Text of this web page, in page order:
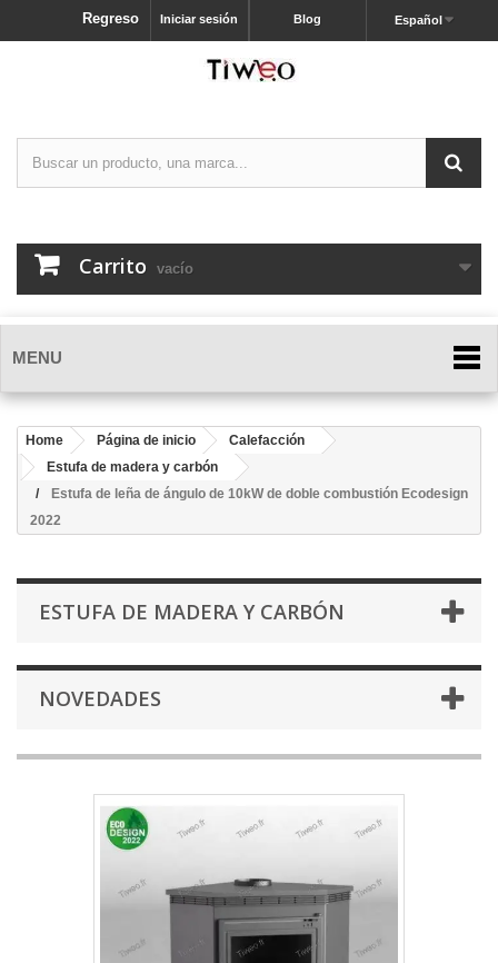
Español
Blog
Iniciar sesión
Regreso
Carrito vacío
MENU
Home Página de inicio
Calefacción
Estufa de madera y carbón
Estufa de leña de ángulo de 10kW de doble combustión Ecodesign
2022
ESTUFA DE MADERA Y CARBÓN
NOVEDADES